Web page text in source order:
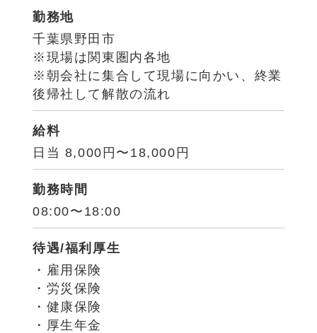
勤務地
千葉県野田市
※現場は関東圏内各地
※朝会社に集合して現場に向かい、終業
後帰社して解散の流れ
給料
日当 8,000円〜18,000円
勤務時間
08:00〜18:00
待遇/福利厚生
・雇用保険
・労災保険
・健康保険
・厚生年金